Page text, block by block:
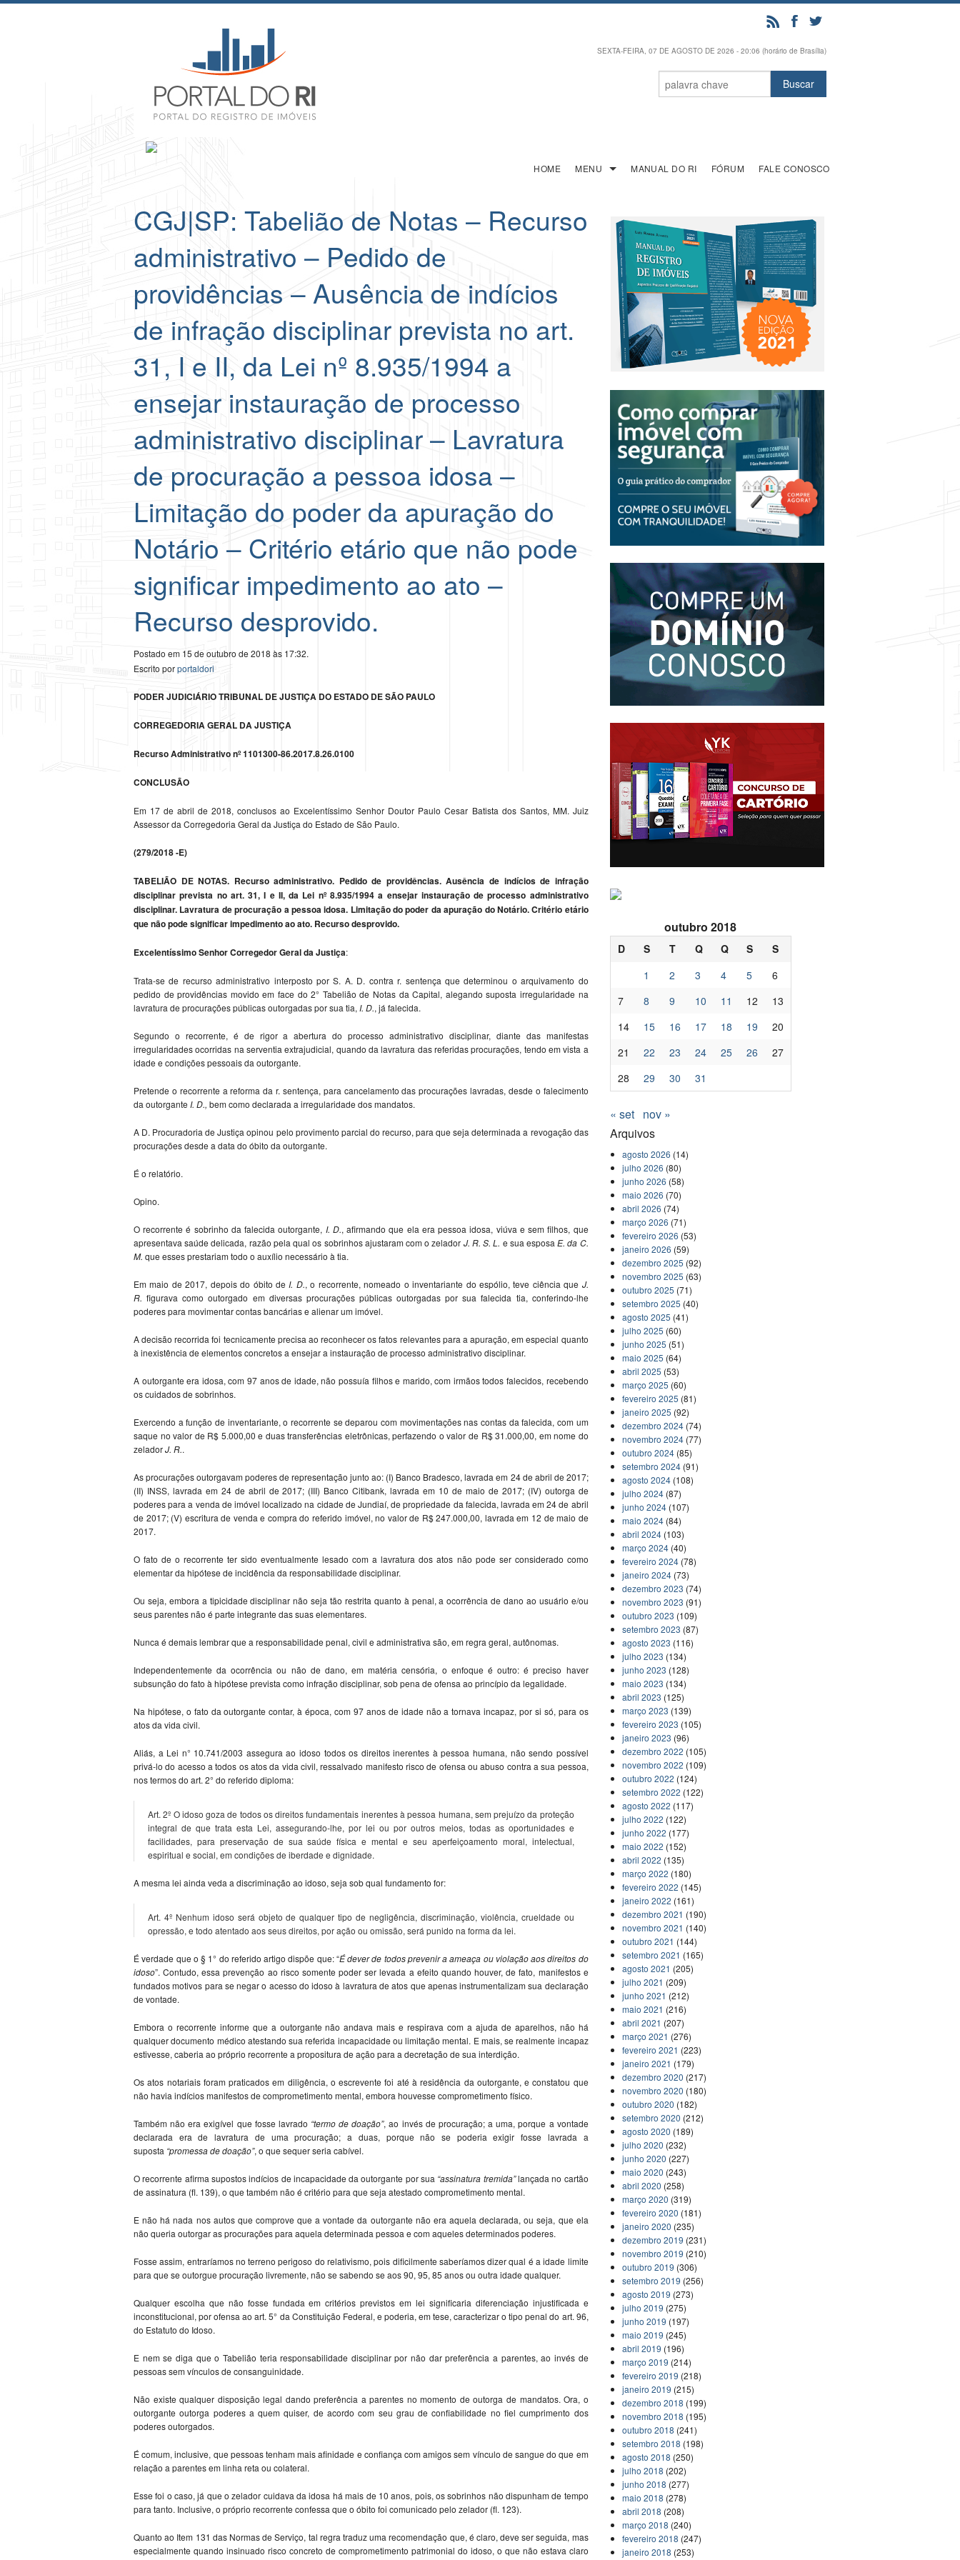
SEXTA-FEIRA, 07 DE AGOSTO DE 2026 - 20:06 (horário de Brasília)
HOME MENU MANUAL DO RI FÓRUM FALE CONOSCO
CGJ|SP: Tabelião de Notas – Recurso
administrativo – Pedido de
providências – Ausência de indícios
de infração disciplinar prevista no art.
31, I e II, da Lei nº 8.935/1994 a
ensejar instauração de processo
administrativo disciplinar – Lavratura
de procuração a pessoa idosa –
Limitação do poder da apuração do
Notário – Critério etário que não pode
significar impedimento ao ato –
Recurso desprovido.
Postado em 15 de outubro de 2018 às 17:32.
Escrito porportaldori
PODER JUDICIÁRIO TRIBUNAL DE JUSTIÇA DO ESTADO DE SÃO PAULO
CORREGEDORIA GERAL DA JUSTIÇA
Recurso Administrativo nº 1101300-86.2017.8.26.0100
CONCLUSÃO
Em 17 de abril de 2018, conclusos ao Excelentíssimo Senhor Doutor Paulo Cesar Batista dos Santos, MM. Juiz
Assessor da Corregedoria Geral da Justiça do Estado de São Paulo.
(279/2018 -E)
TABELIÃO DE NOTAS. Recurso administrativo. Pedido de providências. Ausência de indícios de infração
disciplinar prevista no art. 31, I e II, da Lei nº 8.935/1994 a ensejar instauração de processo administrativo
disciplinar. Lavratura de procuração a pessoa idosa. Limitação do poder da apuração do Notário. Critério etário
que não pode significar impedimento ao ato. Recurso desprovido.
Excelentíssimo Senhor Corregedor Geral da Justiça:
Trata-se de recurso administrativo interposto por S. A. D. contra r. sentença que determinou o arquivamento do
pedido de providências movido em face do 2° Tabelião de Notas da Capital, alegando suposta irregularidade na
lavratura de procurações públicas outorgadas por sua tia, I. D., já falecida.
Segundo o recorrente, é de rigor a abertura do processo administrativo disciplinar, diante das manifestas
irregularidades ocorridas na serventia extrajudicial, quando da lavratura das referidas procurações, tendo em vista a
idade e condições pessoais da outorgante.
Pretende o recorrente a reforma da r. sentença, para cancelamento das procurações lavradas, desde o falecimento
da outorgante I. D., bem como declarada a irregularidade dos mandatos.
A D. Procuradoria de Justiça opinou pelo provimento parcial do recurso, para que seja determinada a revogação das
procurações desde a data do óbito da outorgante.
É o relatório.
Opino.
O recorrente é sobrinho da falecida outorgante, I. D., afirmando que ela era pessoa idosa, viúva e sem filhos, que
apresentava saúde delicada, razão pela qual os sobrinhos ajustaram com o zelador J. R. S. L. e sua esposaE. da C.
M. que esses prestariam todo o auxílio necessário à tia.
Em maio de 2017, depois do óbito de I. D., o recorrente, nomeado o inventariante do espólio, teve ciência que J.
R.figurava como outorgado em diversas procurações públicas outorgadas por sua falecida tia, conferindo-lhe
poderes para movimentar contas bancárias e alienar um imóvel.
A decisão recorrida foi tecnicamente precisa ao reconhecer os fatos relevantes para a apuração, em especial quanto
à inexistência de elementos concretos a ensejar a instauração de processo administrativo disciplinar.
A outorgante era idosa, com 97 anos de idade, não possuía filhos e marido, com irmãos todos falecidos, recebendo
os cuidados de sobrinhos.
Exercendo a função de inventariante, o recorrente se deparou com movimentações nas contas da falecida, com um
saque no valor de R$ 5.000,00 e duas transferências eletrônicas, perfazendo o valor de R$ 31.000,00, em nome do
zeladorJ. R..
As procurações outorgavam poderes de representação junto ao: (I) Banco Bradesco, lavrada em 24 de abril de 2017;
(II) INSS, lavrada em 24 de abril de 2017; (III) Banco Citibank, lavrada em 10 de maio de 2017; (IV) outorga de
poderes para a venda de imóvel localizado na cidade de Jundiaí, de propriedade da falecida, lavrada em 24 de abril
de 2017; (V) escritura de venda e compra do referido imóvel, no valor de R$ 247.000,00, lavrada em 12 de maio de
2017.
O fato de o recorrente ter sido eventualmente lesado com a lavratura dos atos não pode ser considerado como
elementar da hipótese de incidência da responsabilidade disciplinar.
Ou seja, embora a tipicidade disciplinar não seja tão restrita quanto à penal, a ocorrência de dano ao usuário e/ou
seus parentes não é parte integrante das suas elementares.
Nunca é demais lembrar que a responsabilidade penal, civil e administrativa são, em regra geral, autônomas.
Independentemente da ocorrência ou não de dano, em matéria censória, o enfoque é outro: é preciso haver
subsunção do fato à hipótese prevista como infração disciplinar, sob pena de ofensa ao princípio da legalidade.
Na hipótese, o fato da outorgante contar, à época, com 97 anos de idade não a tornava incapaz, por si só, para os
atos da vida civil.
Aliás, a Lei n° 10.741/2003 assegura ao idoso todos os direitos inerentes à pessoa humana, não sendo possível
privá-lo do acesso a todos os atos da vida civil, ressalvado manifesto risco de ofensa ou abuso contra a sua pessoa,
nos termos do art. 2° do referido diploma:
Art. 2º O idoso goza de todos os direitos fundamentais inerentes à pessoa humana, sem prejuízo da proteção
integral de que trata esta Lei, assegurando-lhe, por lei ou por outros meios, todas as oportunidades e
facilidades, para preservação de sua saúde física e mental e seu aperfeiçoamento moral, intelectual,
espiritual e social, em condições de iberdade e dignidade.
A mesma lei ainda veda a discriminação ao idoso, seja sob qual fundamento for:
Art. 4º Nenhum idoso será objeto de qualquer tipo de negligência, discriminação, violência, crueldade ou
opressão, e todo atentado aos seus direitos, por ação ou omissão, será punido na forma da lei.
É verdade que o § 1° do referido artigo dispõe que: “É dever de todos prevenir a ameaça ou violação aos direitos do
idoso”. Contudo, essa prevenção ao risco somente poder ser levada a efeito quando houver, de fato, manifestos e
fundados motivos para se negar o acesso do idoso à lavratura de atos que apenas instrumentalizam sua declaração
de vontade.
Embora o recorrente informe que a outorgante não andava mais e respirava com a ajuda de aparelhos, não há
qualquer documento médico atestando sua referida incapacidade ou limitação mental. E mais, se realmente incapaz
estivesse, caberia ao próprio recorrente a propositura de ação para a decretação de sua interdição.
Os atos notariais foram praticados em diligência, o escrevente foi até à residência da outorgante, e constatou que
não havia indícios manifestos de comprometimento mental, embora houvesse comprometimento físico.
Também não era exigível que fosse lavrado “termo de doação”, ao invés de procuração; a uma, porque a vontade
declarada era de lavratura de uma procuração; a duas, porque não se poderia exigir fosse lavrada a
suposta “promessa de doação”, o que sequer seria cabível.
O recorrente afirma supostos indícios de incapacidade da outorgante por sua “assinatura tremida”lançada no cartão
de assinatura (fl. 139), o que também não é critério para que seja atestado comprometimento mental.
E não há nada nos autos que comprove que a vontade da outorgante não era aquela declarada, ou seja, que ela
não queria outorgar as procurações para aquela determinada pessoa e com aqueles determinados poderes.
Fosse assim, entraríamos no terreno perigoso do relativismo, pois dificilmente saberíamos dizer qual é a idade limite
para que se outorgue procuração livremente, não se sabendo se aos 90, 95, 85 anos ou outra idade qualquer.
Qualquer escolha que não fosse fundada em critérios previstos em lei significaria diferenciação injustificada e
inconstitucional, por ofensa ao art. 5° da Constituição Federal, e poderia, em tese, caracterizar o tipo penal do art. 96,
do Estatuto do Idoso.
E nem se diga que o Tabelião teria responsabilidade disciplinar por não dar preferência a parentes, ao invés de
pessoas sem vínculos de consanguinidade.
Não existe qualquer disposição legal dando preferência a parentes no momento de outorga de mandatos. Ora, o
outorgante outorga poderes a quem quiser, de acordo com seu grau de confiabilidade no fiel cumprimento dos
poderes outorgados.
É comum, inclusive, que pessoas tenham mais afinidade e confiança com amigos sem vínculo de sangue do que em
relação a parentes em linha reta ou colateral.
Esse foi o caso, já que o zelador cuidava da idosa há mais de 10 anos, pois, os sobrinhos não dispunham de tempo
para tanto. Inclusive, o próprio recorrente confessa que o óbito foi comunicado pelo zelador (fl. 123).
Quanto ao Item 131 das Normas de Serviço, tal regra traduz uma recomendação que, é claro, deve ser seguida, mas
especialmente quando insinuado risco concreto de comprometimento patrimonial do idoso, o que não estava claro
outubro 2018
D S T Q Q S
S
1
2 3 4 5
6
7
8 9 10 11 12
13
14
15 16 17 18 19
20
21
22 23 24 25 26
27
28
29 30 31
« set nov »
Arquivos
agosto 2026 (14)
julho 2026 (80)
junho 2026 (58)
maio 2026 (70)
abril 2026 (74)
março 2026 (71)
fevereiro 2026 (53)
janeiro 2026 (59)
dezembro 2025 (92)
novembro 2025 (63)
outubro 2025 (71)
setembro 2025 (40)
agosto 2025 (41)
julho 2025 (60)
junho 2025 (51)
maio 2025 (64)
abril 2025 (53)
março 2025 (60)
fevereiro 2025 (81)
janeiro 2025 (92)
dezembro 2024 (74)
novembro 2024 (77)
outubro 2024 (85)
setembro 2024 (91)
agosto 2024 (108)
julho 2024 (87)
junho 2024 (107)
maio 2024 (84)
abril 2024 (103)
março 2024 (40)
fevereiro 2024 (78)
janeiro 2024 (73)
dezembro 2023 (74)
novembro 2023 (91)
outubro 2023 (109)
setembro 2023 (87)
agosto 2023 (116)
julho 2023 (134)
junho 2023 (128)
maio 2023 (134)
abril 2023 (125)
março 2023 (139)
fevereiro 2023 (105)
janeiro 2023 (96)
dezembro 2022 (105)
novembro 2022 (109)
outubro 2022 (124)
setembro 2022 (122)
agosto 2022 (117)
julho 2022 (122)
junho 2022 (177)
maio 2022 (152)
abril 2022 (135)
março 2022 (180)
fevereiro 2022 (145)
janeiro 2022 (161)
dezembro 2021 (190)
novembro 2021 (140)
outubro 2021 (144)
setembro 2021 (165)
agosto 2021 (205)
julho 2021 (209)
junho 2021 (212)
maio 2021 (216)
abril 2021 (207)
março 2021 (276)
fevereiro 2021 (223)
janeiro 2021 (179)
dezembro 2020 (217)
novembro 2020 (180)
outubro 2020 (182)
setembro 2020 (212)
agosto 2020 (189)
julho 2020 (232)
junho 2020 (227)
maio 2020 (243)
abril 2020 (258)
março 2020 (319)
fevereiro 2020 (181)
janeiro 2020 (235)
dezembro 2019 (231)
novembro 2019 (210)
outubro 2019 (306)
setembro 2019 (256)
agosto 2019 (273)
julho 2019 (275)
junho 2019 (197)
maio 2019 (245)
abril 2019 (196)
março 2019 (214)
fevereiro 2019 (218)
janeiro 2019 (215)
dezembro 2018 (199)
novembro 2018 (195)
outubro 2018 (241)
setembro 2018 (198)
agosto 2018 (250)
julho 2018 (202)
junho 2018 (277)
maio 2018 (278)
abril 2018 (208)
março 2018 (240)
fevereiro 2018 (247)
janeiro 2018 (253)